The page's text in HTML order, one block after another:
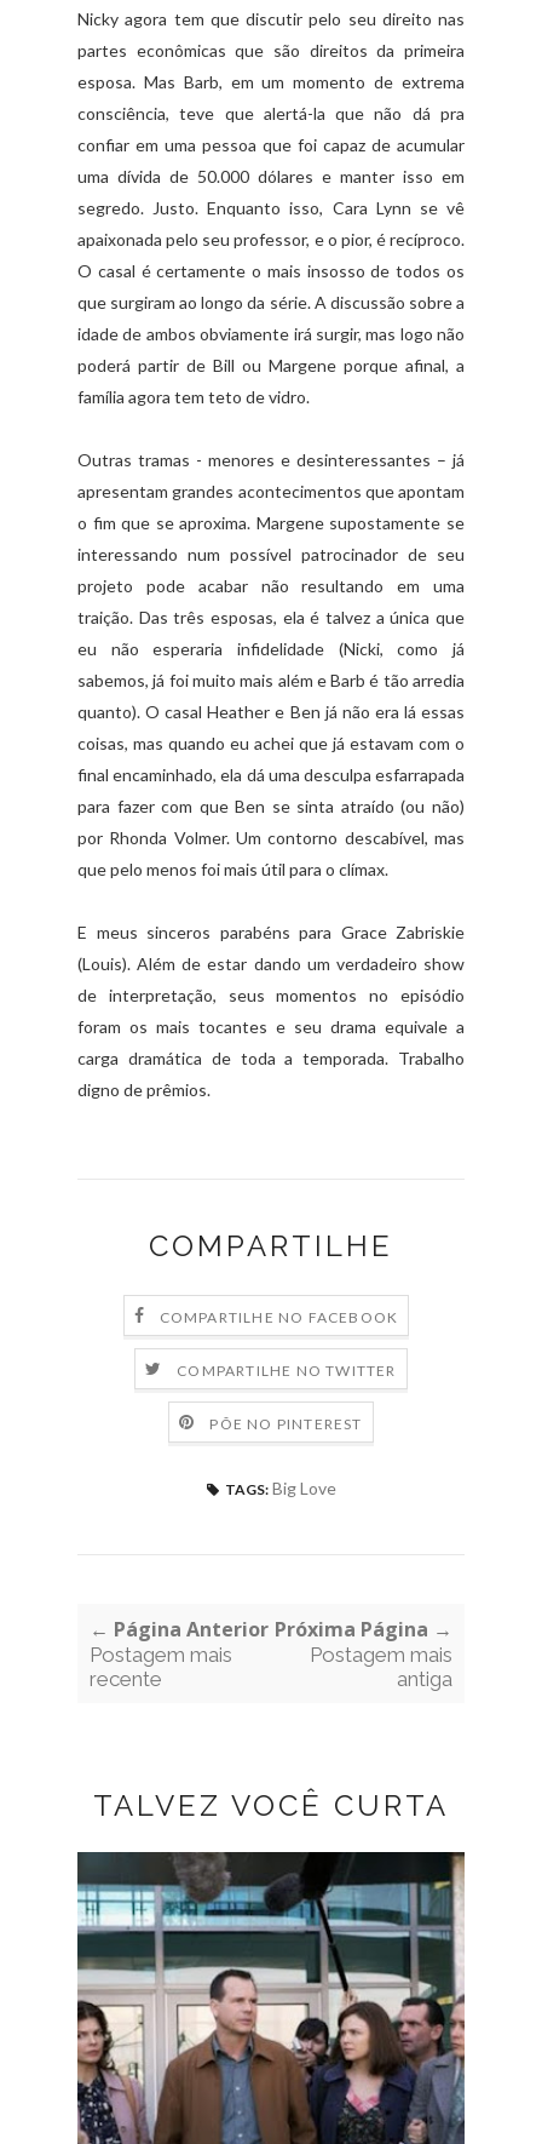
Nicky agora tem que discutir pelo seu direito nas
partes econômicas que são direitos da primeira
esposa. Mas Barb, em um momento de extrema
consciência, teve que alertá-la que não dá pra
confiar em uma pessoa que foi capaz de acumular
uma dívida de 50.000 dólares e manter isso em
segredo. Justo. Enquanto isso, Cara Lynn se vê
apaixonada pelo seu professor, e o pior, é recíproco.
O casal é certamente o mais insosso de todos os
que surgiram ao longo da série. A discussão sobre a
idade de ambos obviamente irá surgir, mas logo não
poderá partir de Bill ou Margene porque afinal, a
família agora tem teto de vidro.
Outras tramas - menores e desinteressantes – já
apresentam grandes acontecimentos que apontam
o fim que se aproxima. Margene supostamente se
interessando num possível patrocinador de seu
projeto pode acabar não resultando em uma
traição. Das três esposas, ela é talvez a única que
eu não esperaria infidelidade (Nicki, como já
sabemos, já foi muito mais além e Barb é tão arredia
quanto). O casal Heather e Ben já não era lá essas
coisas, mas quando eu achei que já estavam com o
final encaminhado, ela dá uma desculpa esfarrapada
para fazer com que Ben se sinta atraído (ou não)
por Rhonda Volmer. Um contorno descabível, mas
que pelo menos foi mais útil para o clímax.
E meus sinceros parabéns para Grace Zabriskie
(Louis). Além de estar dando um verdadeiro show
de interpretação, seus momentos no episódio
foram os mais tocantes e seu drama equivale a
carga dramática de toda a temporada. Trabalho
digno de prêmios.
COMPARTILHE
COMPARTILHE NO FACEBOOK
COMPARTILHE NO TWITTER
PÕE NO PINTEREST
TAGS: Big Love
← Página Anterior
Postagem mais
recente
Próxima Página →
Postagem mais
antiga
TALVEZ VOCÊ CURTA